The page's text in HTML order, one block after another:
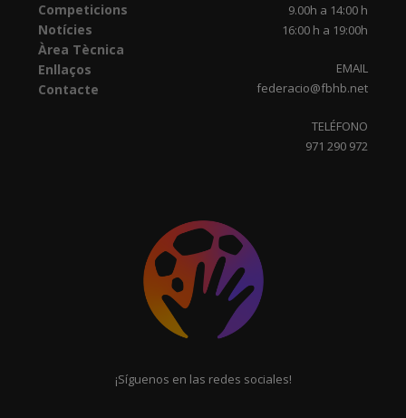
Competicions
Notícies
Àrea Tècnica
Enllaços
Contacte
9.00h a 14:00 h
16:00 h a 19:00h
EMAIL
federacio@fbhb.net
TELÉFONO
971 290 972
¡Síguenos en las redes sociales!